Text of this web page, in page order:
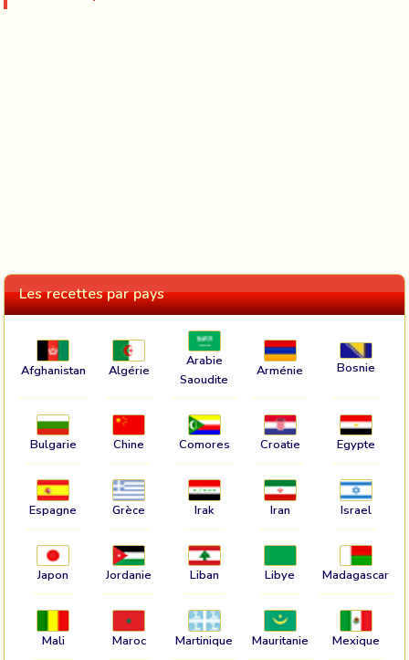
Les recettes par pays
Afghanistan Algérie
Arabie
Saoudite
Arménie Bosnie
Bulgarie Chine Comores Croatie Egypte
Espagne Grèce Irak Iran Israel
Japon Jordanie Liban Libye Madagascar
Mali Maroc Martinique Mauritanie Mexique